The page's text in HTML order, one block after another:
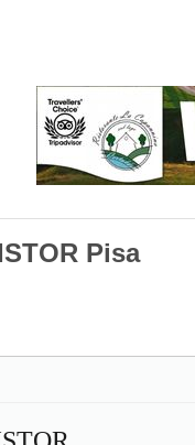
Pisa